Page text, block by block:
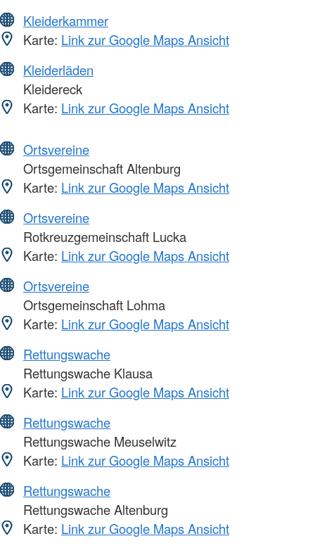
Kleiderkammer
Karte: Link zur Google Maps Ansicht
Kleiderläden
Kleidereck
Karte: Link zur Google Maps Ansicht
Ortsvereine
Ortsgemeinschaft Altenburg
Karte: Link zur Google Maps Ansicht
Ortsvereine
Rotkreuzgemeinschaft Lucka
Karte: Link zur Google Maps Ansicht
Ortsvereine
Ortsgemeinschaft Lohma
Karte: Link zur Google Maps Ansicht
Rettungswache
Rettungswache Klausa
Karte: Link zur Google Maps Ansicht
Rettungswache
Rettungswache Meuselwitz
Karte: Link zur Google Maps Ansicht
Rettungswache
Rettungswache Altenburg
Karte: Link zur Google Maps Ansicht